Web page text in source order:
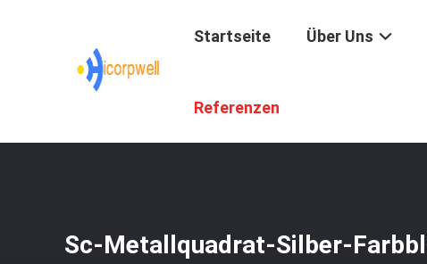
Startseite Über Uns
Referenzen
Sc-Metallquadrat-Silber-